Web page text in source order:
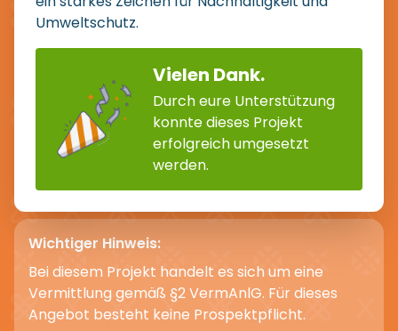
Umweltschutz.
Vielen Dank.
Durch eure Unterstützung
konnte dieses Projekt
erfolgreich umgesetzt
werden.
Wichtiger Hinweis:
Bei diesem Projekt handelt es sich um eine
Vermittlung gemäß §2 VermAnlG. Für dieses
Angebot besteht keine Prospektpflicht.